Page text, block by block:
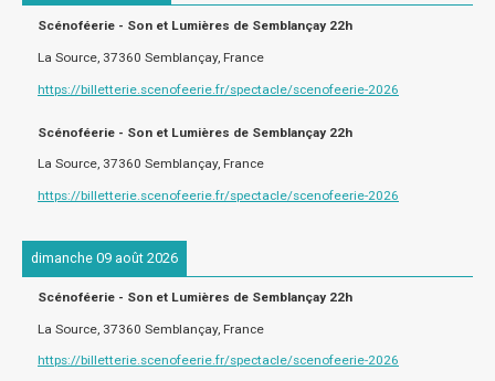
Scénoféerie - Son et Lumières de Semblançay 22h
La Source, 37360 Semblançay, France
https://billetterie.scenofeerie.fr/spectacle/scenofeerie-2026
Scénoféerie - Son et Lumières de Semblançay 22h
La Source, 37360 Semblançay, France
https://billetterie.scenofeerie.fr/spectacle/scenofeerie-2026
dimanche 09 août 2026
Scénoféerie - Son et Lumières de Semblançay 22h
La Source, 37360 Semblançay, France
https://billetterie.scenofeerie.fr/spectacle/scenofeerie-2026